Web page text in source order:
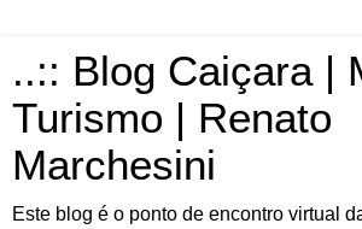
..:: Blog Caiçara |
Turismo | Renato
Marchesini
Este blog é o ponto de encontro virtual